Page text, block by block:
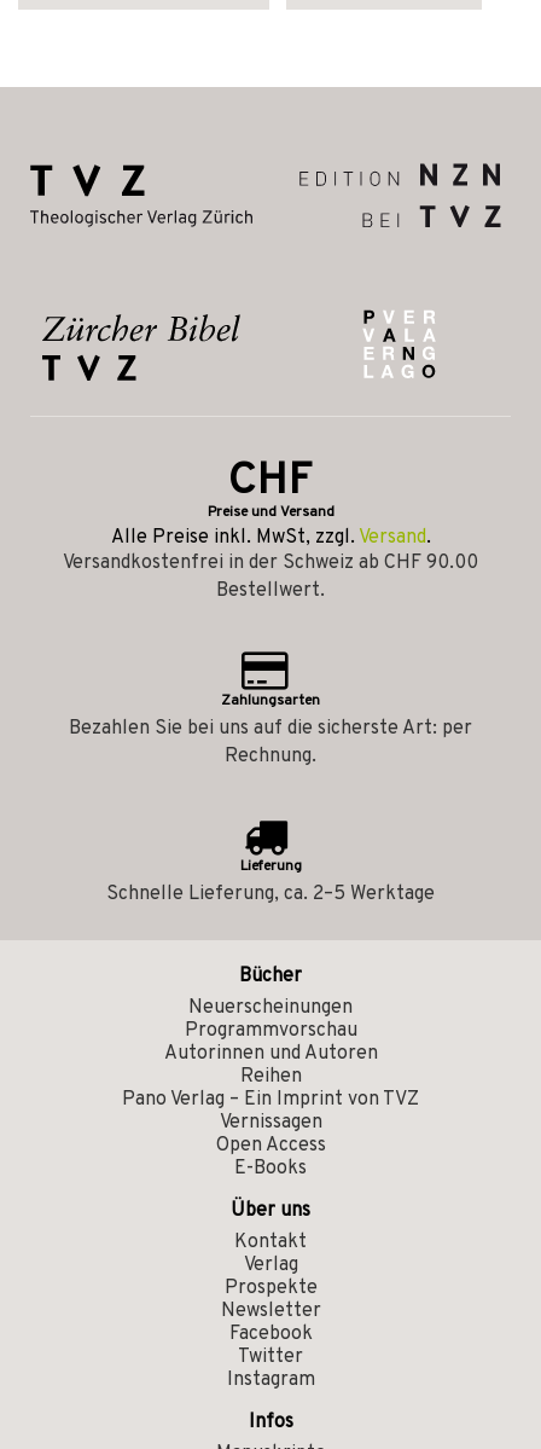
CHF
Preise und Versand
Alle Preise inkl. MwSt, zzgl. Versand.
Versandkostenfrei in der Schweiz ab CHF 90.00
Bestellwert.
Zahlungsarten
Bezahlen Sie bei uns auf die sicherste Art: per
Rechnung.
Lieferung
Schnelle Lieferung, ca. 2–5 Werktage
Bücher
Neuerscheinungen
Programmvorschau
Autorinnen und Autoren
Reihen
Pano Verlag – Ein Imprint von TVZ
Vernissagen
Open Access
E-Books
Über uns
Kontakt
Verlag
Prospekte
Newsletter
Facebook
Twitter
Instagram
Infos